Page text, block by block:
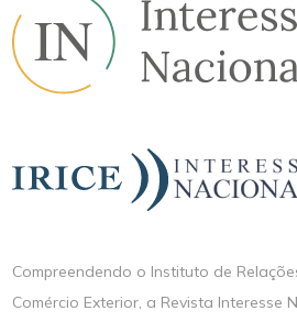
Compreendendo o Instituto de
Comércio Exterior, a Revista Interesse